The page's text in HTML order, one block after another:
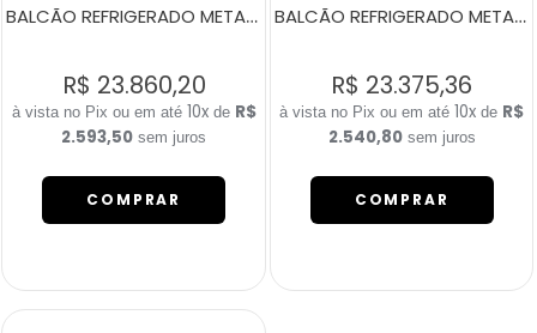
BALCÃO REFRIGERADO METALIC HOME PRETO 2 PORTAS DE VIDRO E LED
R$ 23.860,20
10xde R$
2.593,50 sem juros
COMPRAR
BALCÃO REFRIGERADO METALIC HOME BRANCO 2 PORTAS DE VIDRO E LED
R$ 23.375,36
10x de R$
2.540,80sem juros
COMPRAR